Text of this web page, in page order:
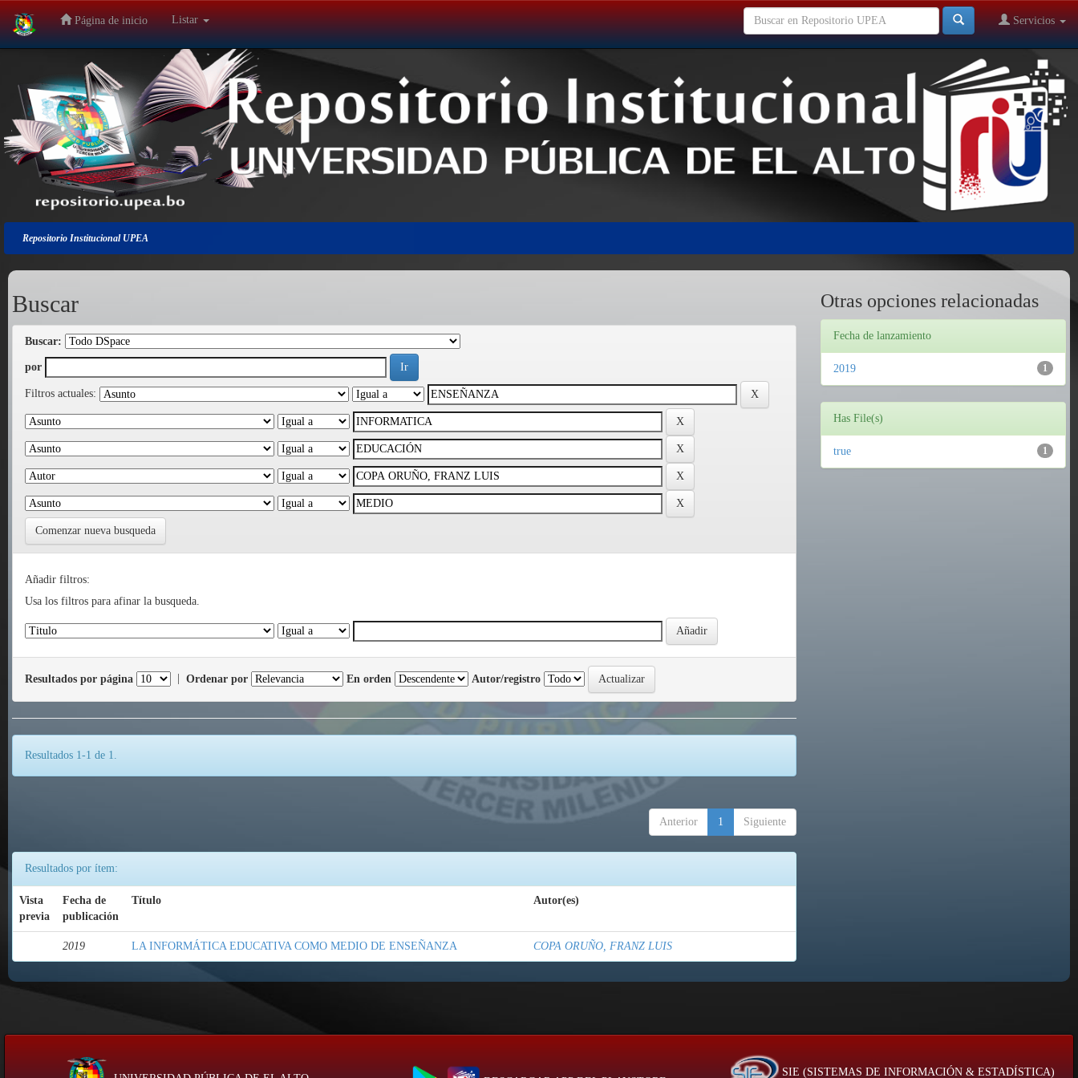
Salir
navegación
Página de inicio Listar Servicios
Repositorio Institucional UPEA
Buscar
Buscar:
por
Filtros actuales:
Comenzar nueva busqueda
Añadir filtros:
Usa los filtros para afinar la busqueda.
Resultados por página Ordenar por En orden Autor/registro
Resultados 1-1 de 1.
Anterior 1 Siguiente
Resultados por ítem:
Vista
previa
Fecha de
publicación
Título Autor(es)
2019 LA INFORMÁTICA EDUCATIVA COMO MEDIO DE ENSEÑANZA COPA ORUÑO, FRANZ LUIS
Otras opciones relacionadas
Fecha de lanzamiento
1
2019
Has File(s)
1
true
SIE (SISTEMAS DE INFORMACIÓN & ESTADÍSTICA)